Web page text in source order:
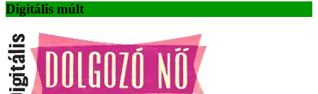
Digitális múlt